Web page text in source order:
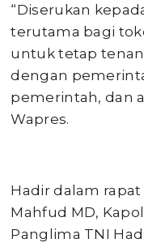
“Diserukan
terutama bagi
untuk tetap
dengan
pemerintah, dan
Wapres.
Hadir dalam
Mahfud MD,
Panglima TNI